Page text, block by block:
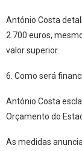
António Costa
2.700 euros,
valor superior.
6. Como será
António Costa
Orçamento do
As medidas